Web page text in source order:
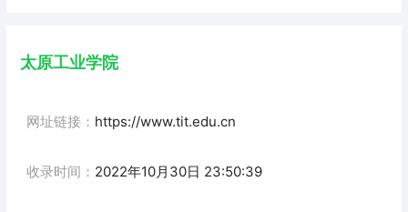
太原工业学院
网址链接： https://www.tit.edu.cn
收录时间： 2022年10月30日 23:50:39